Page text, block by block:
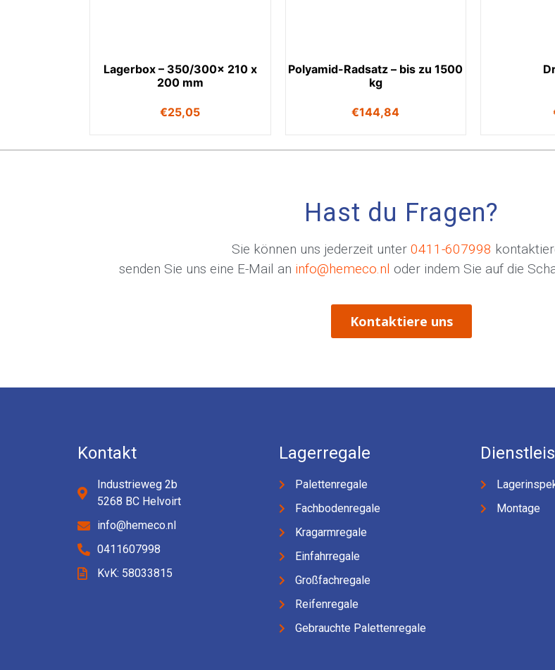
Lagerbox – 350/300x 210 x
200 mm
€25,05
Polyamid-Radsatz – bis zu 1500
kg
€144,84
Hast du Fragen?
Sie können uns jederzeit unter 0411-607998
senden Sie uns eine E-Mail an info@hemeco.nl oder indem Sie auf die
Kontaktiere uns
Kontakt
Industrieweg 2b
5268 BC Helvoirt
info@hemeco.nl
0411607998
KvK: 58033815
Lagerregale
Palettenregale
Fachbodenregale
Kragarmregale
Einfahrregale
Großfachregale
Reifenregale
Gebrauchte Palettenregale
Montage